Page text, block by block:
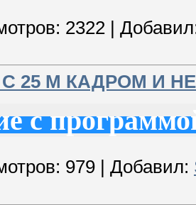
2322 |
25 М КАДРОМ И
с
979 Добавил: